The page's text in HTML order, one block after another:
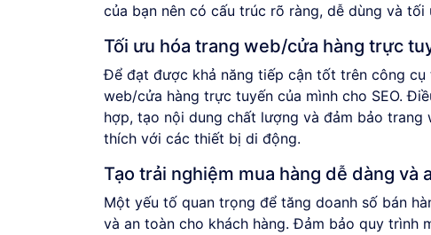
của bạn nên có cấu trúc rõ ràng, dễ dùng và
Tối ưu hóa trang web/cửa hàng trực
Để đạt được khả năng tiếp cận tốt trên công
web/cửa hàng trực tuyến của mình cho SEO.
hợp, tạo nội dung chất lượng và đảm bảo
thích với các thiết bị di động.
Tạo trải nghiệm mua hàng dễ dàng và
Một yếu tố quan trọng để tăng doanh số bán
và an toàn cho khách hàng. Đảm bảo quy trình